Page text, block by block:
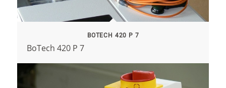
BOTECH 420 P 7
BoTech 420 P 7